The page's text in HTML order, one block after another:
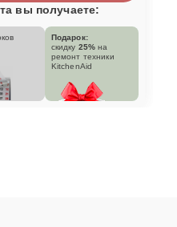
вы получаете:
Подарок:
скидку 25% на
ремонт техники
KitchenAid